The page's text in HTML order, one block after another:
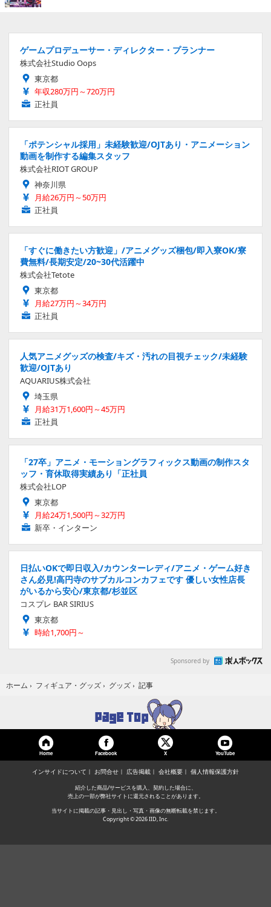
ゲームプロデューサー・ディレクター・プランナー
株式会社Studio Oops
東京都
年収280万円～720万円
正社員
「ポテンシャル採用」未経験歓迎/OJTあり・アニメーション
動画を制作する編集スタッフ
株式会社RIOT GROUP
神奈川県
月給26万円～50万円
正社員
「すぐに働きたい方歓迎」/アニメグッズ梱包/即入寮OK/寮
費無料/長期安定/20~30代活躍中
株式会社Tetote
東京都
月給27万円～34万円
正社員
人気アニメグッズの検査/キズ・汚れの目視チェック/未経験
歓迎/OJTあり
AQUARIUS株式会社
埼玉県
月給31万1,600円～45万円
正社員
「27卒」アニメ・モーショングラフィックス動画の制作スタ
ッフ・育休取得実績あり「正社員
株式会社LOP
東京都
月給24万1,500円～32万円
新卒・インターン
日払いOKで即日収入/カウンターレディ/アニメ・ゲーム好き
さん必見!高円寺のサブカルコンカフェです 優しい女性店長
がいるから安心/東京都/杉並区
コスプレ BAR SIRIUS
東京都
時給1,700円～
Sponsored by
ホーム › フィギュア・グッズ › グッズ › 記事
Home Facebook X YouTube
インサイドについて お問合せ 広告掲載 会社概要 個人情報保護方針
紹介した商品/サービスを購入、契約した場合に、
売上の一部が弊社サイトに還元されることがあります。
当サイトに掲載の記事・見出し・写真・画像の無断転載を禁じます。
Copyright © 2026 IID, Inc.